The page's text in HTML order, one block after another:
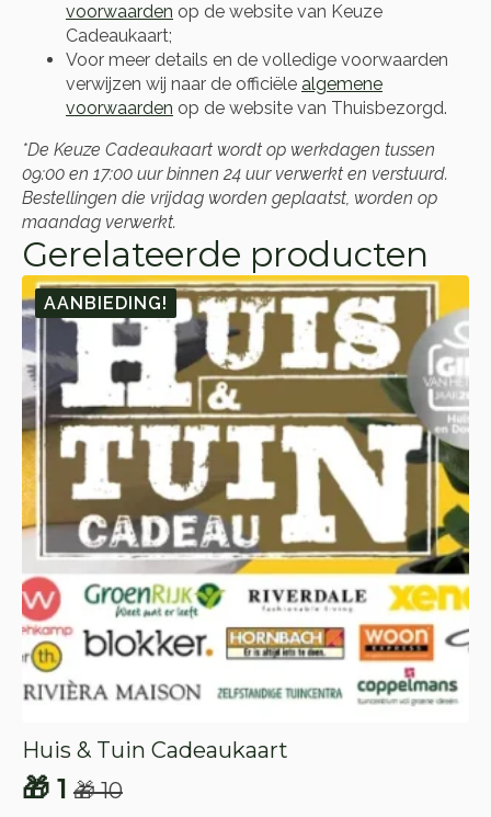
voorwaarden op de website van Keuze
Cadeaukaart;
Voor meer details en de volledige voorwaarden
verwijzen wij naar de officiële algemene
voorwaarden op de website van Thuisbezorgd.
*De Keuze Cadeaukaart wordt op werkdagen tussen
09:00 en 17:00 uur binnen 24 uur verwerkt en verstuurd.
Bestellingen die vrijdag worden geplaatst, worden op
maandag verwerkt.
Gerelateerde producten
AANBIEDING!
Huis & Tuin Cadeaukaart
🎁10
Oorspronkelijke
🎁 1
Huidige